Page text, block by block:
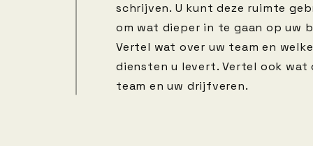
schrijven. U kunt deze ruimte
om wat dieper in te gaan op uw
Vertel wat over uw team en welke
diensten u levert. Vertel ook wat
team en uw drijfveren.